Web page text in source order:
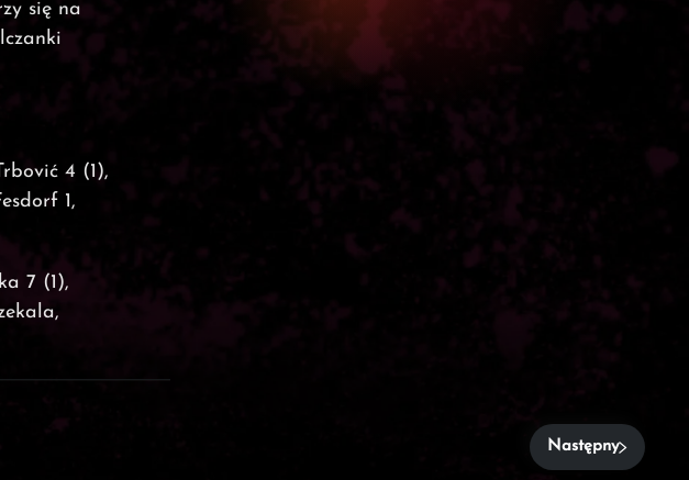
się na
4 (1),
1,
7 (1),
Następny